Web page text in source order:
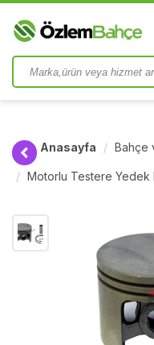
Anasayfa Bahçe
Motorlu Testere Yedek